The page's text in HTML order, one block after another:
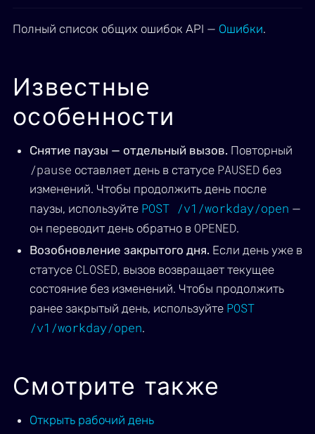
Полный список общих ошибок API — Ошибки.
Известные
особенности
Снятие паузы — отдельный вызов. Повторный
/pause оставляет день в статусе PAUSED без
изменений. Чтобы продолжить день после
паузы, используйте POST /v1/workday/open —
он переводит день обратно в OPENED.
Возобновление закрытого дня. Если день уже в
статусе CLOSED, вызов возвращает текущее
состояние без изменений. Чтобы продолжить
ранее закрытый день, используйте POST
/v1/workday/open.
Смотрите также
Открыть рабочий день